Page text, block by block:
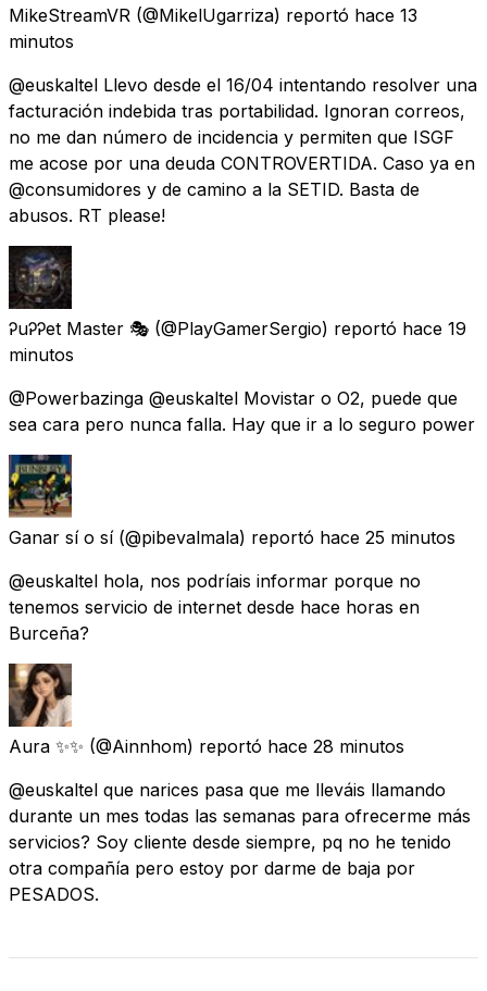
MikeStreamVR (@MikelUgarriza) reportó hace 13
minutos
@euskaltel Llevo desde el 16/04 intentando resolver una
facturación indebida tras portabilidad. Ignoran correos,
no me dan número de incidencia y permiten que ISGF
me acose por una deuda CONTROVERTIDA. Caso ya en
@consumidores y de camino a la SETID. Basta de
abusos. RT please!
ᎮuᎮᎮet Master 🎭 (@PlayGamerSergio) reportó hace 19
minutos
@Powerbazinga @euskaltel Movistar o O2, puede que
sea cara pero nunca falla. Hay que ir a lo seguro power
Ganar sí o sí (@pibevalmala) reportó hace 25 minutos
@euskaltel hola, nos podríais informar porque no
tenemos servicio de internet desde hace horas en
Burceña?
Aura ✨✨ (@Ainnhom) reportó hace 28 minutos
@euskaltel que narices pasa que me lleváis llamando
durante un mes todas las semanas para ofrecerme más
servicios? Soy cliente desde siempre, pq no he tenido
otra compañía pero estoy por darme de baja por
PESADOS.